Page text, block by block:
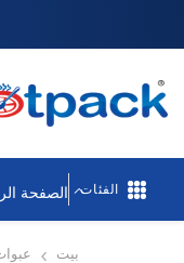
الفئات الصفحة
بيت عبوات